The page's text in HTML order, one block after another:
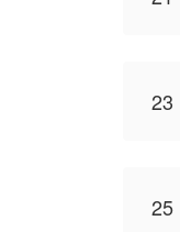
23
25